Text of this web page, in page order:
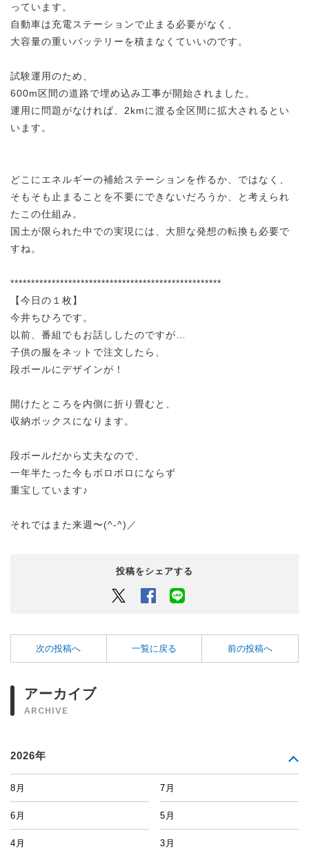
っています。
自動車は充電ステーションで止まる必要がなく、
大容量の重いバッテリーを積まなくていいのです。
試験運用のため、
600m区間の道路で埋め込み工事が開始されました。
運用に問題がなければ、2kmに渡る全区間に拡大されるとい
います。
どこにエネルギーの補給ステーションを作るか、ではなく、
そもそも止まることを不要にできないだろうか、と考えられ
たこの仕組み。
国土が限られた中での実現には、大胆な発想の転換も必要で
すね。
***************************************************
【今日の１枚】
今井ちひろです。
以前、番組でもお話ししたのですが…
子供の服をネットで注文したら、
段ボールにデザインが！
開けたところを内側に折り畳むと、
収納ボックスになります。
段ボールだから丈夫なので、
一年半たった今もボロボロにならず
重宝しています♪
それではまた来週〜(^-^)／
投稿をシェアする
Twitter Facebook
次の投稿へ 一覧に戻る 前の投稿へ
アーカイブ
ARCHIVE
2026年
8月 7月
6月 5月
4月 3月